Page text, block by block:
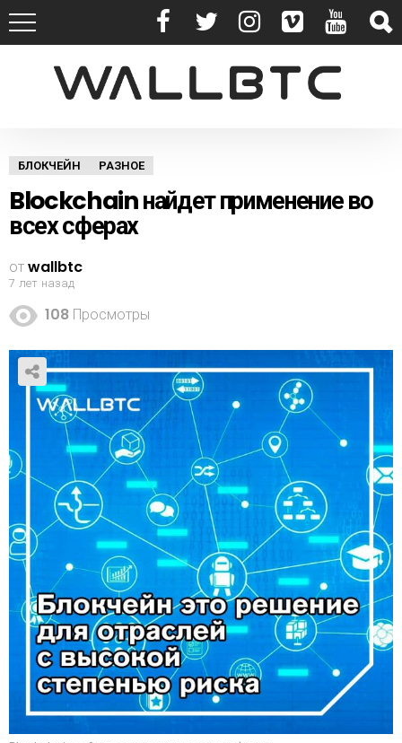
БЛОКЧЕЙН РАЗНОЕ
Blockchain найдет применение во
всех сферах
отwallbtc
7 лет назад
108 Просмотры